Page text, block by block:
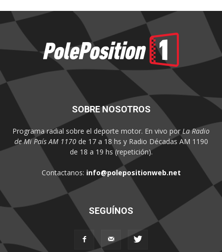
SOBRE NOSOTROS
Programa radial sobre el deporte motor. En vivo por La Radio
de Mi País AM 1170de 17 a 18 hs y Radio Décadas AM 1190
de 18 a 19 hs (repetición).
Contactanos: info@polepositionweb.net
SEGUÍNOS